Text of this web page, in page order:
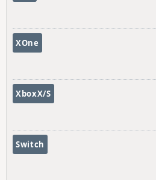
XOne
XboxX/S
Switch